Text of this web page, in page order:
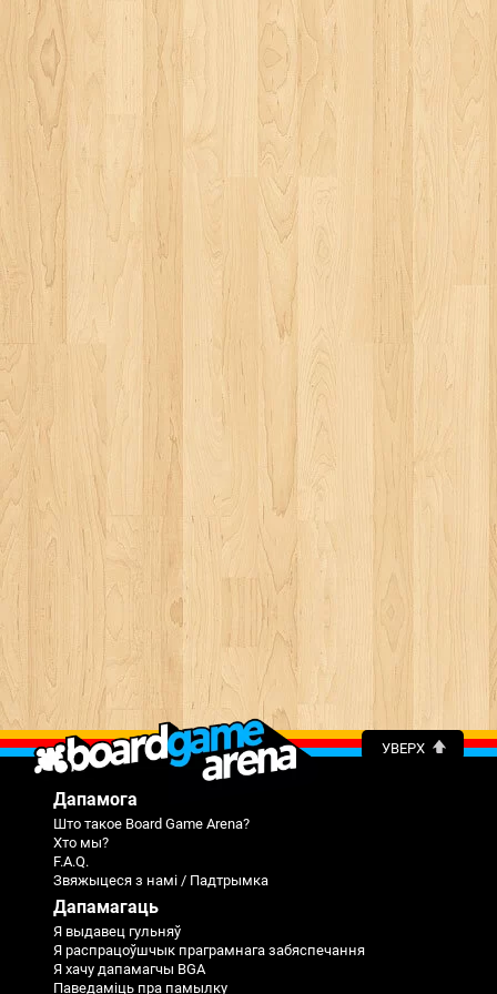
УВЕРХ
Дапамога
Што такое Board Game Arena?
Хто мы?
F.A.Q.
Звяжыцеся з намі / Падтрымка
Дапамагаць
Я выдавец гульняў
Я распрацоўшчык праграмнага забяспечання
Я хачу дапамагчы BGA
Паведаміць пра памылку